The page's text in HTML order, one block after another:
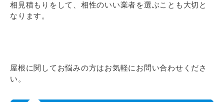
相見積もりをして、相性のいい業者を選ぶことも大切と
なります。
屋根に関してお悩みの方はお気軽にお問い合わせくださ
い。